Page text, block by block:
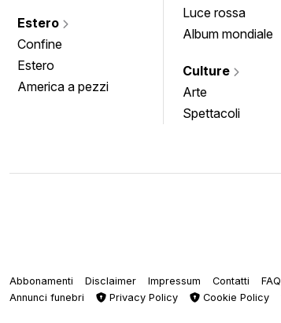
Estero
Confine
Estero
America a pezzi
Luce rossa
Album mondiale
Culture
Arte
Spettacoli
Abbonamenti Disclaimer Impressum Contatti FAQ
Annunci funebri
Privacy Policy Cookie Policy